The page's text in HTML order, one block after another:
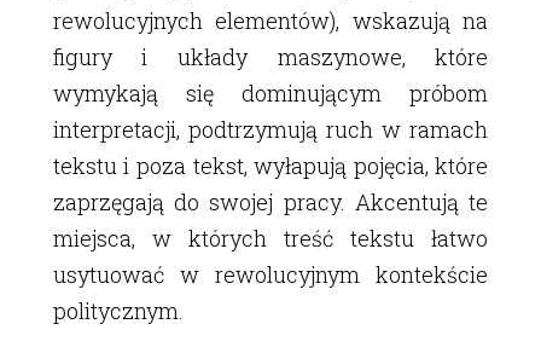
rewolucyjnych elementów), wskazują na
figury i układy maszynowe, które
wymykają się dominującym próbom
interpretacji, podtrzymują ruch w ramach
tekstu i poza tekst, wyłapują pojęcia, które
zaprzęgają do swojej pracy. Akcentują te
miejsca, w których treść tekstu łatwo
usytuować w rewolucyjnym kontekście
politycznym.